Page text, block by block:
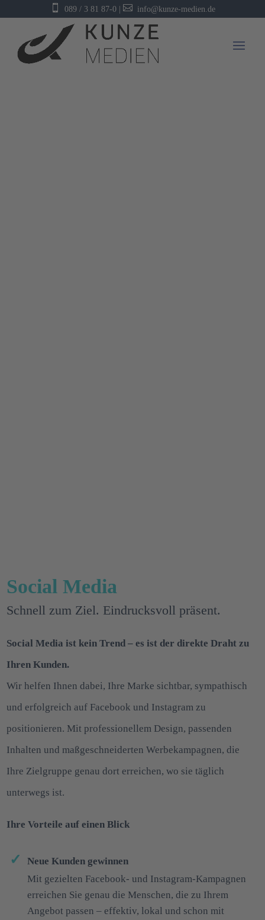
 089 / 3 81 87-0|  info@kunze-medien.de
Social Media
Schnell zum Ziel. Eindrucksvoll präsent.
Social Media ist kein Trend – es ist der direkte Draht zu
Ihren Kunden.
Wir helfen Ihnen dabei, Ihre Marke sichtbar, sympathisch
und erfolgreich auf Facebook und Instagram zu
positionieren. Mit professionellem Design, passenden
Inhalten und maßgeschneiderten Werbekampagnen, die
Ihre Zielgruppe genau dort erreichen, wo sie täglich
unterwegs ist.
Ihre Vorteile auf einen Blick
Neue Kunden gewinnen
Mit gezielten Facebook- und Instagram-Kampagnen
erreichen Sie genau die Menschen, die zu Ihrem
Angebot passen – effektiv, lokal und schon mit